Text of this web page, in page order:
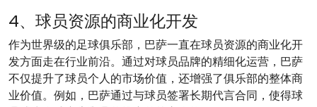
4、球员资源的商业化开发
作为世界级的足球俱乐部，巴萨一直在球员资源的商业化开
发方面走在行业前沿。通过对球员品牌的精细化运营，巴萨
不仅提升了球员个人的市场价值，还增强了俱乐部的整体商
业价值。例如，巴萨通过与球员签署长期代言合同，使得球